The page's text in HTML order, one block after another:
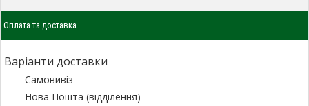
Оплата та доставка
Варіанти доставки
Самовивіз
Нова Пошта (відділення)